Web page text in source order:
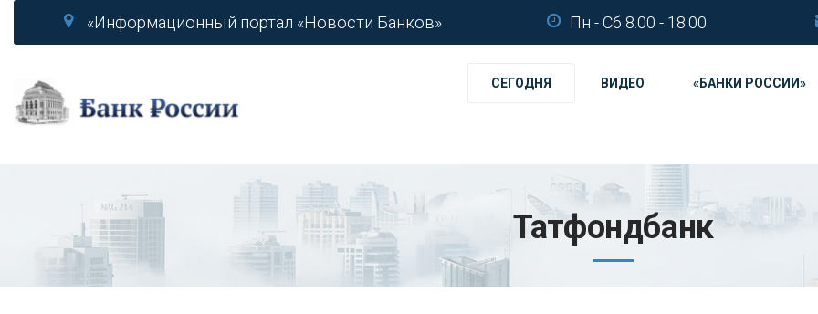
«Информационный портал «Новости Банков» Пн - Сб 8.00 - 18.00.
СЕГОДНЯ ВИДЕО «БАНКИ РОССИИ»
Татфондбанк